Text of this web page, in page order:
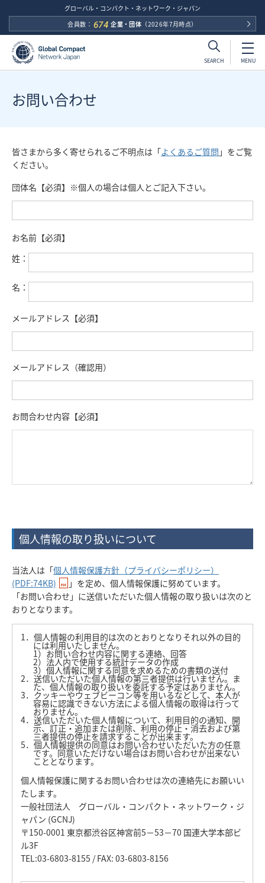
SEARCH MENU
グローバル・コンパクト・ネットワーク・ジャパン
会員数： 674 企業・団体 （2026年7月時点）
お問い合わせ
皆さまから多く寄せられるご不明点は「よくあるご質問 」をご覧
ください。
団体名【必須】※個人の場合は個人とご記入下さい。
お名前【必須】
姓：
名：
メールアドレス【必須】
メールアドレス（確認用）
お問合わせ内容【必須】
個人情報の取り扱いについて
当法人は「個人情報保護方針（プライバシーポリシー）
(PDF:74KB)
」を定め、個人情報保護に努めています。
「お問い合わせ」に送信いただいた個人情報の取り扱いは次のと
おりとなります。
1．個人情報の利用目的は次のとおりとなりそれ以外の目的
には利用いたしません。
1）お問い合わせ内容に関する連絡、回答
2）法人内で使用する統計データの作成
3）個人情報に関する同意を求めるための書類の送付
2．送信いただいた個人情報の第三者提供は行いません。ま
た、個人情報の取り扱いを委託する予定はありません。
3．クッキーやウェブビーコン等を用いるなどして、本人が
容易に認識できない方法による個人情報の取得は行って
おりません。
4．送信いただいた個人情報について、利用目的の通知、開
示、訂正・追加または削除、利用の停止・消去および第
三者提供の停止を請求することが出来ます。
5．個人情報提供の同意はお問い合わせいただいた方の任意
です。同意いただけない場合はお問い合わせが出来ない
こととなります。
個人情報保護に関するお問い合わせは次の連絡先にお願いい
たします。
一般社団法人 グローバル・コンパクト・ネットワーク・ジ
ャパン (GCNJ)
〒150-0001 東京都渋谷区神宮前5－53－70 国連大学本部ビ
ル3F
TEL:03-6803-8155 / FAX: 03-6803-8156